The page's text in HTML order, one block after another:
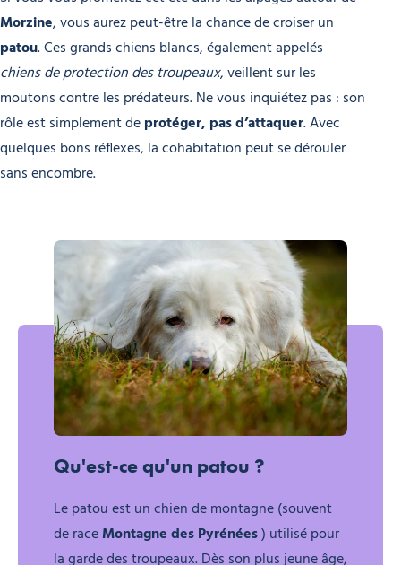
Morzine, vous aurez peut-être la chance de croiser un
patou. Ces grands chiens blancs, également appelés
chiens de protection des troupeaux, veillent sur les
moutons contre les prédateurs. Ne vous inquiétez pas : son
rôle est simplement deprotéger, pas d’attaquer. Avec
quelques bons réflexes, la cohabitation peut se dérouler
sans encombre.
Qu'est-ce qu'un patou ?
Le patou est un chien de montagne (souvent
de raceMontagne des Pyrénées) utilisé pour
la garde des troupeaux. Dès son plus jeune âge,